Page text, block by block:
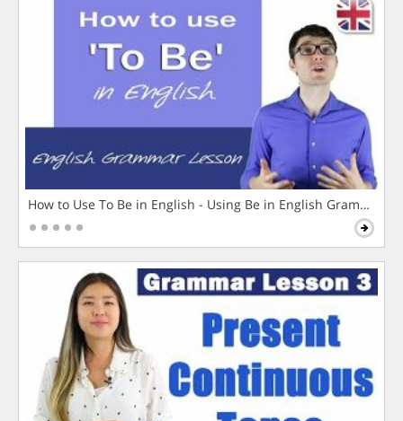
How to Use To Be in English - Using Be in English Grammar